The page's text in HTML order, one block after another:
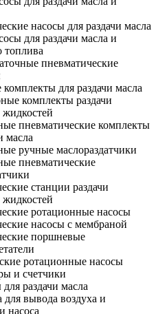
насосы для раздачи масла
для раздачи масла и
топлива
пневматические
для раздачи масла
комплекты раздачи
пневматические комплекты
масла
ручные маслораздатчики
пневматические
станции раздачи
ротационные насосы
насосы с мембраной
поршневые
ротационные насосы
и счетчики
раздачи масла
для вывода воздуха и
насоса